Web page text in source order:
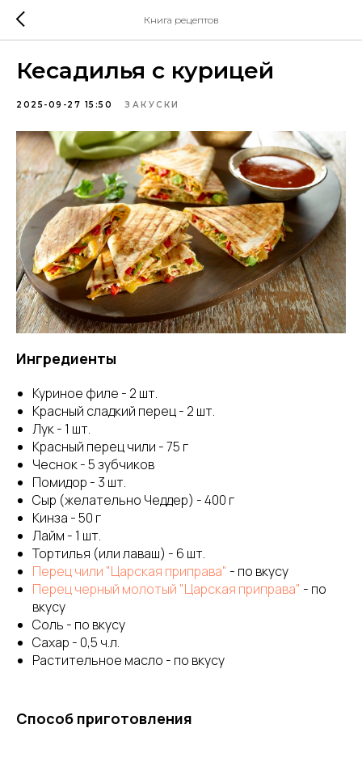
Книга рецептов
Кесадилья с курицей
2025-09-27 15:50 ЗАКУСКИ
Ингредиенты
Куриное филе - 2 шт.
Красный сладкий перец - 2 шт.
Лук - 1 шт.
Красный перец чили - 75 г
Чеснок - 5 зубчиков
Помидор - 3 шт.
Сыр (желательно Чеддер) - 400 г
Кинза - 50 г
Лайм - 1 шт.
Тортилья (или лаваш) - 6 шт.
Перец чили "Царская приправа" - по вкусу
Перец черный молотый "Царская приправа" - по
вкусу
Соль - по вкусу
Сахар - 0,5 ч.л.
Растительное масло - по вкусу
Способ приготовления